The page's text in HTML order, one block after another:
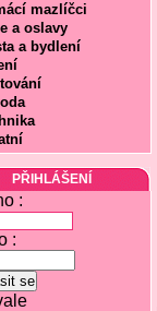
mazlíčci
a oslavy
a bydlení
PŘIHLÁŠENÍ
:
: